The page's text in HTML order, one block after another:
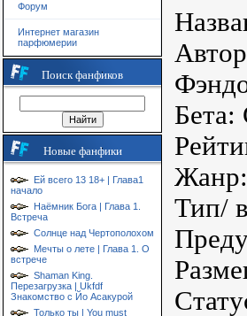
Форум
Интернет магазин
парфюмерии
Поиск фанфиков
Новые фанфики
Ей всего 13 18+ | Глава1
начало
Наёмник Бога | Глава 1.
Встреча
Солнце над Чертополохом
Мечты о лете | Глава 1. О
встрече
Shaman King.
Перезагрузка | Ukfdf
Знакомство с Йо Асакурой
Только ты | You must
Бета:
Тип/